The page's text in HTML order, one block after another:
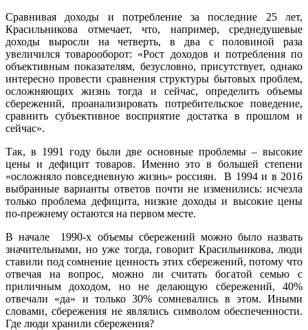
Сравнивая доходы и потребление за последние 25 лет,
Красильникова отмечает, что, например, среднедушевые
доходы выросли на четверть, в два с половиной раза
увеличился товарооборот: «Рост доходов и потребления по
объективным показателям, безусловно, присутствует, однако
интересно провести сравнения структуры бытовых проблем,
осложняющих жизнь тогда и сейчас, определить объемы
сбережений, проанализировать потребительское поведение,
сравнить субъективное восприятие достатка в прошлом и
сейчас».
Так, в 1991 году были две основные проблемы – высокие
цены и дефицит товаров. Именно это в большей степени
«осложняло повседневную жизнь» россиян. В 1994 и в 2016
выбранные варианты ответов почти не изменились: исчезла
только проблема дефицита, низкие доходы и высокие цены
по-прежнему остаются на первом месте.
В начале 1990-х объемы сбережений можно было назвать
значительными, но уже тогда, говорит Красильникова, люди
ставили под сомнение ценность этих сбережений, потому что
отвечая на вопрос, можно ли считать богатой семью с
приличным доходом, но не делающую сбережений, 40%
отвечали «да» и только 30% сомневались в этом. Иными
словами, сбережения не являлись символом обеспеченности.
Где люди хранили сбережения?